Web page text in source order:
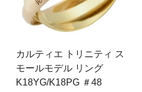
カルティエ トリニティ ス
モールモデル リング
K18YG/K18PG ＃48